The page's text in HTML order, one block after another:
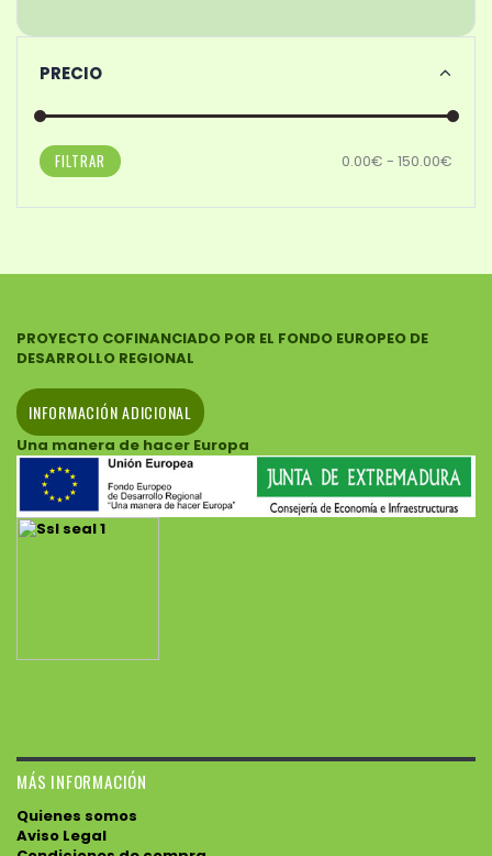
PRECIO
FILTRAR 0.00€ - 150.00€
PROYECTO COFINANCIADO POR EL FONDO EUROPEO DE
DESARROLLO REGIONAL
INFORMACIÓN ADICIONAL
Una manera de hacer Europa
MÁS INFORMACIÓN
Quienes somos
Aviso Legal